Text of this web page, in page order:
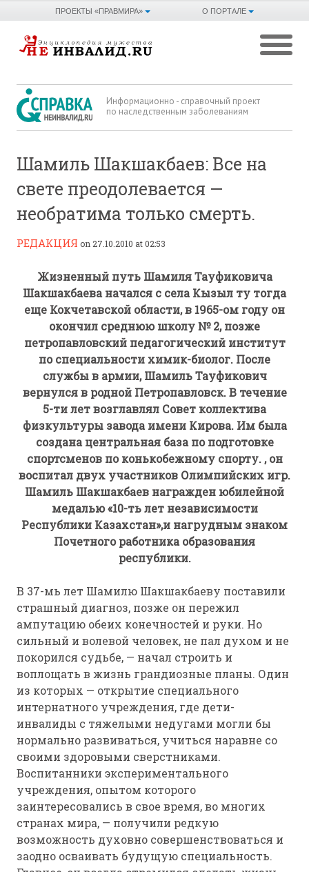
О ПОРТАЛЕ
ПРОЕКТЫ «ПРАВМИРА»
Информационно - справочный проект
по наследственным заболеваниям
Шамиль Шакшакбаев: Все на
свете преодолевается —
необратима только смерть.
РЕДАКЦИЯ on 27.10.2010 at 02:53
Жизненный путь Шамиля Тауфиковича
Шакшакбаева начался с села Кызыл ту тогда
еще Кокчетавской области, в 1965-ом году он
окончил среднюю школу № 2, позже
петропавловский педагогический институт
по специальности химик-биолог. После
службы в армии, Шамиль Тауфикович
вернулся в родной Петропавловск. В течение
5-ти лет возглавлял Совет коллектива
физкультуры завода имени Кирова. Им была
создана центральная база по подготовке
спортсменов по конькобежному спорту. , он
воспитал двух участников Олимпийских игр.
Шамиль Шакшакбаев награжден юбилейной
медалью «10-ть лет независимости
Республики Казахстан»,и нагрудным знаком
Почетного работника образования
республики.
В 37-мь лет Шамилю Шакшакбаеву поставили
страшный диагноз, позже он пережил
ампутацию обеих конечностей и руки. Но
сильный и волевой человек, не пал духом и не
покорился судьбе, — начал строить и
воплощать в жизнь грандиозные планы. Один
из которых — открытие специального
интернатного учреждения, где дети-
инвалиды с тяжелыми недугами могли бы
нормально развиваться, учиться наравне со
своими здоровыми сверстниками.
Воспитанники экспериментального
учреждения, опытом которого
заинтересовались в свое время, во многих
странах мира, — получили редкую
возможность духовно совершенствоваться и
заодно осваивать будущую специальность.